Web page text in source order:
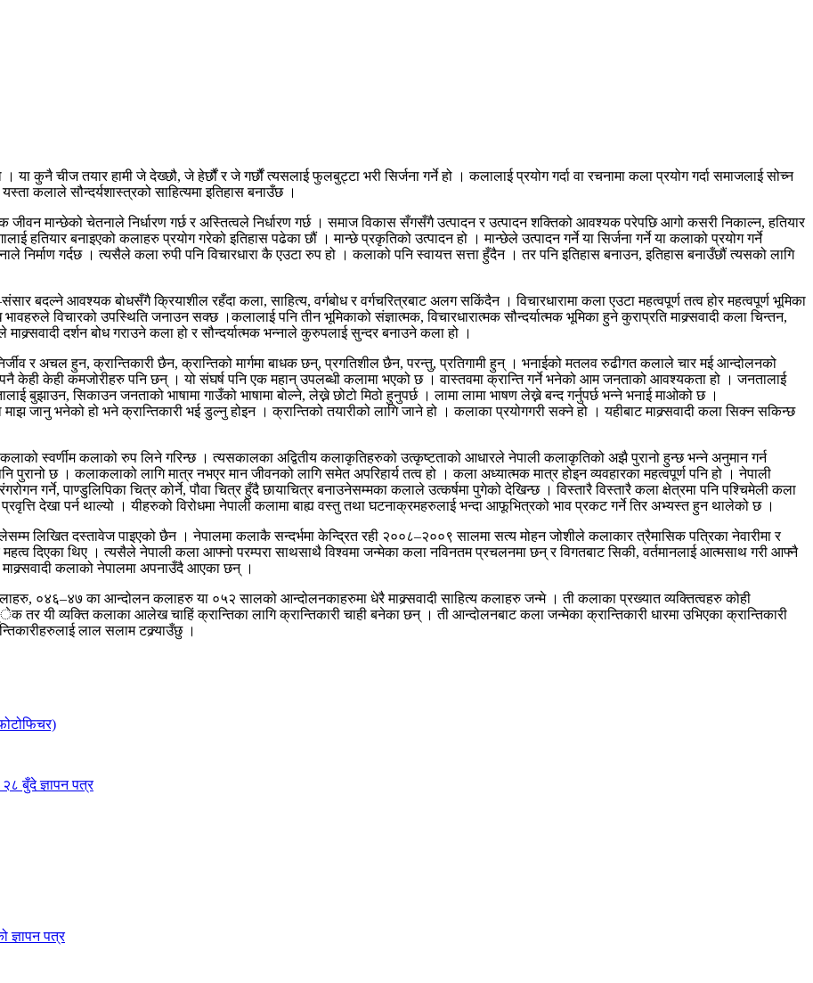
या कुनै चीज तयार हामी जे देख्छौ, जे हेर्छौं र जे गर्छौं त्यसलाई फुलबुट्टा भरी सिर्जना गर्ने हो । कलालाई प्रयोग गर्दा वा रचनामा कला प्रयोग गर्दा समाजलाई सोच्न
कलाले सौन्दर्यशास्त्रको साहित्यमा इतिहास बनाउँछ ।
जीवन मान्छेको चेतनाले निर्धारण गर्छ र अस्तित्वले निर्धारण गर्छ । समाज विकास सँगसँगै उत्पादन र उत्पादन शक्तिको आवश्यक परेपछि आगो कसरी निकाल्न, हतियार
हतियार बनाइएको कलाहरु प्रयोग गरेको इतिहास पढेका छौं । मान्छे प्रकृतिको उत्पादन हो । मान्छेले उत्पादन गर्ने या सिर्जना गर्ने या कलाको प्रयोग गर्ने
निर्माण गर्दछ । त्यसैले कला रुपी पनि विचारधारा कै एउटा रुप हो । कलाको पनि स्वायत्त सत्ता हुँदैन । तर पनि इतिहास बनाउन, इतिहास बनाउँछौं त्यसको लागि
बदल्ने आवश्यक बोधसँगै क्रियाशील रहँदा कला, साहित्य, वर्गबोध र वर्गचरित्रबाट अलग सकिंदैन । विचारधारामा कला एउटा महत्वपूर्ण तत्व होर महत्वपूर्ण भूमिका
भावहरुले विचारको उपस्थिति जनाउन सक्छ ।कलालाई पनि तीन भूमिकाको संज्ञात्मक, विचारधारात्मक सौन्दर्यात्मक भूमिका हुने कुराप्रति माक्र्सवादी कला चिन्तन,
दर्शन बोध गराउने कला हो र सौन्दर्यात्मक भन्नाले कुरुपलाई सुन्दर बनाउने कला हो ।
र अचल हुन, क्रान्तिकारी छैन, क्रान्तिको मार्गमा बाधक छन्, प्रगतिशील छैन, परन्तु, प्रतिगामी हुन् । भनाईको मतलव रुढीगत कलाले चार मई आन्दोलनको
केही केही कमजोरीहरु पनि छन् । यो संघर्ष पनि एक महान् उपलब्धी कलामा भएको छ । वास्तवमा क्रान्ति गर्ने भनेको आम जनताको आवश्यकता हो । जनतालाई
सिकाउन जनताको भाषामा गाउँको भाषामा बोल्ने, लेख्ने छोटो मिठो हुनुपर्छ । लामा लामा भाषण लेख्ने बन्द गर्नुपर्छ भन्ने भनाई माओको छ ।
भनेको हो भने क्रान्तिकारी भई डुल्नु होइन । क्रान्तिको तयारीको लागि जाने हो । कलाका प्रयोगगरी सक्ने हो । यहीबाट माक्र्सवादी कला सिक्न सकिन्छ
स्वर्णीम कलाको रुप लिने गरिन्छ । त्यसकालका अद्वितीय कलाकृतिहरुको उत्कृष्टताको आधारले नेपाली कलाकृतिको अझै पुरानो हुन्छ भन्ने अनुमान गर्न
छ । कलाकलाको लागि मात्र नभएर मान जीवनको लागि समेत अपरिहार्य तत्व हो । कला अध्यात्मक मात्र होइन व्यवहारका महत्वपूर्ण पनि हो । नेपाली
गर्ने, पाण्डुलिपिका चित्र कोर्ने, पौवा चित्र हुँदै छायाचित्र बनाउनेसम्मका कलाले उत्कर्षमा पुगेको देखिन्छ । विस्तारै विस्तारै कला क्षेत्रमा पनि पश्चिमेली कला
देखा पर्न थाल्यो । यीहरुको विरोधमा नेपाली कलामा बाह्य वस्तु तथा घटनाक्रमहरुलाई भन्दा आफूभित्रको भाव प्रकट गर्ने तिर अभ्यस्त हुन थालेको छ ।
लिखित दस्तावेज पाइएको छैन । नेपालमा कलाकै सन्दर्भमा केन्द्रित रही २००८–२००९ सालमा सत्य मोहन जोशीले कलाकार त्रैमासिक पत्रिका नेवारीमा र
दिएका थिए । त्यसैले नेपाली कला आफ्नो परम्परा साथसाथै विश्वमा जन्मेका कला नविनतम प्रचलनमा छन् र विगतबाट सिकी, वर्तमानलाई आत्मसाथ गरी आफ्नै
कलाको नेपालमा अपनाउँदै आएका छन् ।
०४६–४७ का आन्दोलन कलाहरु या ०५२ सालको आन्दोलनकाहरुमा धेरै माक्र्सवादी साहित्य कलाहरु जन्मे । ती कलाका प्रख्यात व्यक्तित्वहरु कोही
तर यी व्यक्ति कलाका आलेख चाहिं क्रान्तिका लागि क्रान्तिकारी चाही बनेका छन् । ती आन्दोलनबाट कला जन्मेका क्रान्तिकारी धारमा उभिएका क्रान्तिकारी
लाल सलाम टक्र्याउँछु ।
२८ बुँदे ज्ञापन पत्र